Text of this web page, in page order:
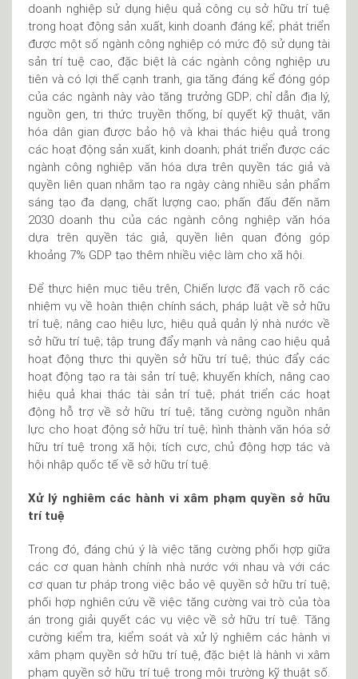
doanh nghiệp sử dụng hiệu quả công cụ sở hữu trí tuệ
trong hoạt động sản xuất, kinh doanh đáng kể; phát triển
được một số ngành công nghiệp có mức độ sử dụng tài
sản trí tuệ cao, đặc biệt là các ngành công nghiệp ưu
tiên và có lợi thế cạnh tranh, gia tăng đáng kể đóng góp
của các ngành này vào tăng trưởng GDP; chỉ dẫn địa lý,
nguồn gen, tri thức truyền thống, bí quyết kỹ thuật, văn
hóa dân gian được bảo hộ và khai thác hiệu quả trong
các hoạt động sản xuất, kinh doanh; phát triển được các
ngành công nghiệp văn hóa dựa trên quyền tác giả và
quyền liên quan nhằm tạo ra ngày càng nhiều sản phẩm
sáng tạo đa dạng, chất lượng cao; phấn đấu đến năm
2030 doanh thu của các ngành công nghiệp văn hóa
dựa trên quyền tác giả, quyền liên quan đóng góp
khoảng 7% GDP tạo thêm nhiều việc làm cho xã hội.
Để thực hiện mục tiêu trên, Chiến lược đã vạch rõ các
nhiệm vụ về hoàn thiện chính sách, pháp luật về sở hữu
trí tuệ; nâng cao hiệu lực, hiệu quả quản lý nhà nước về
sở hữu trí tuệ; tập trung đẩy mạnh và nâng cao hiệu quả
hoạt động thực thi quyền sở hữu trí tuệ; thúc đẩy các
hoạt động tạo ra tài sản trí tuệ; khuyến khích, nâng cao
hiệu quả khai thác tài sản trí tuệ; phát triển các hoạt
động hỗ trợ về sở hữu trí tuệ; tăng cường nguồn nhân
lực cho hoạt động sở hữu trí tuệ; hình thành văn hóa sở
hữu trí tuệ trong xã hội; tích cực, chủ động hợp tác và
hội nhập quốc tế về sở hữu trí tuệ.
Xử lý nghiêm các hành vi xâm phạm quyền sở hữu
trí tuệ
Trong đó, đáng chú ý là việc tăng cường phối hợp giữa
các cơ quan hành chính nhà nước với nhau và với các
cơ quan tư pháp trong việc bảo vệ quyền sở hữu trí tuệ;
phối hợp nghiên cứu về việc tăng cường vai trò của tòa
án trong giải quyết các vụ việc về sở hữu trí tuệ. Tăng
cường kiểm tra, kiểm soát và xử lý nghiêm các hành vi
xâm phạm quyền sở hữu trí tuệ, đặc biệt là hành vi xâm
phạm quyền sở hữu trí tuệ trong môi trường kỹ thuật số.